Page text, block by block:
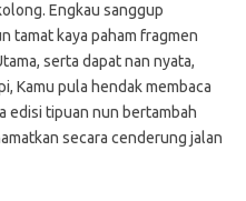
Engkau sanggup
tamat kaya paham fragmen
serta dapat nan nyata,
Kamu pula hendak membaca
edisi tipuan nun bertambah
secara cenderung jalan